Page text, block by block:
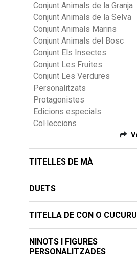
Conjunt Animals de la Granja
Conjunt Animals de la Selva
Conjunt Animals Marins
Conjunt Animals del Bosc
Conjunt Els Insectes
Conjunt Les Fruites
Conjunt Les Verdures
Personalitzats
Protagonistes
Edicions especials
Col·leccions
TITELLES DE MÀ
DUETS
TITELLA DE CON O
NINOTS I FIGURES
PERSONALITZADES